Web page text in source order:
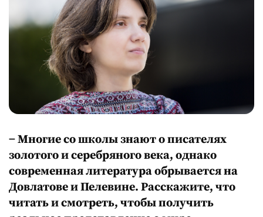
− Многие со школы знают о писателях
золотого и серебряного века, однако
современная литература обрывается на
Довлатове и Пелевине. Расскажите, что
читать и смотреть, чтобы получить